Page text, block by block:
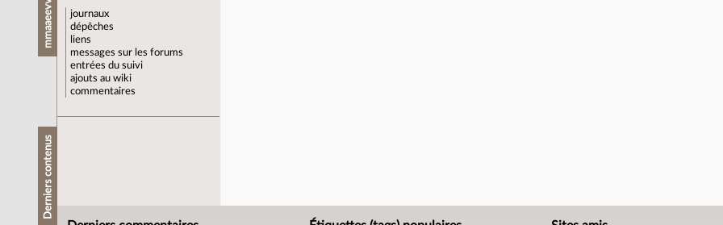
journaux
dépêches
liens
messages sur les forums
entrées du suivi
ajouts au wiki
commentaires
Derniers contenus